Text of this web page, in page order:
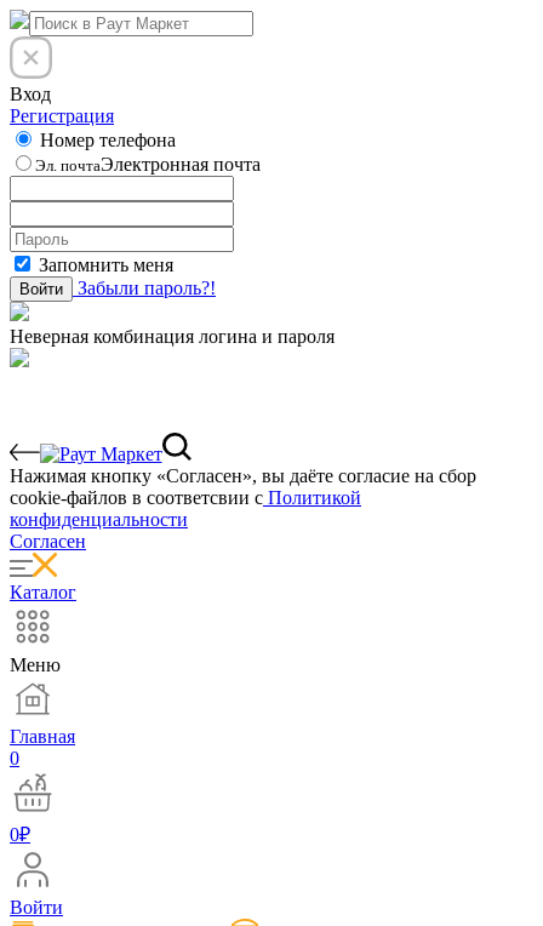
Вход
Регистрация
Номер телефона
Эл. почтаЭлектронная почта
Запомнить меня
Войти Забыли пароль?!
Неверная комбинация логина и пароля
Нажимая кнопку «Согласен», вы даёте cогласие на сбор
cookie-файлов в соответсвии с Политикой
конфиденциальности
Согласен
Каталог
Меню
Главная
0
0₽
Войти